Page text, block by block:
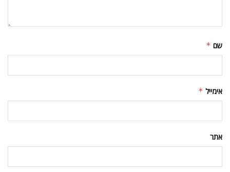
שם *
אימייל *
אתר